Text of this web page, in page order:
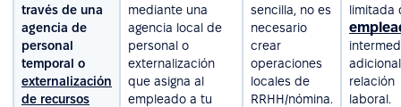
través de una
agencia de
personal
temporal o
externalización
de recursos
mediante una
agencia local de
personal o
externalización
que asigna al
empleado a tu
sencilla, no es
necesario
crear
operaciones
locales de
RRHH/nómina.
limitada
relación
laboral.